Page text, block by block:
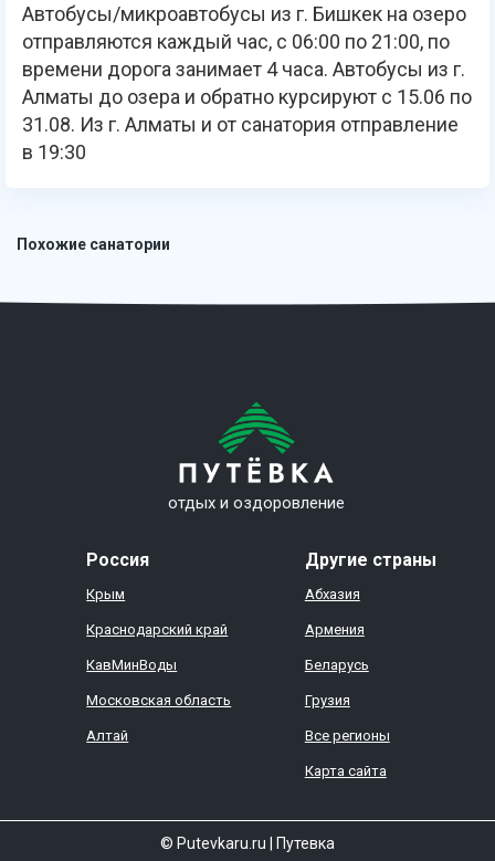
Автобусы/микроавтобусы из г. Бишкек на озеро
отправляются каждый час, с 06:00 по 21:00, по
времени дорога занимает 4 часа. Автобусы из г.
Алматы до озера и обратно курсируют с 15.06 по
31.08. Из г. Алматы и от санатория отправление
в 19:30
Похожие санатории
отдых и оздоровление
Россия
Крым
Краснодарский край
КавМинВоды
Московская область
Алтай
Другие страны
Абхазия
Армения
Беларусь
Грузия
Все регионы
Карта сайта
© Putevkaru.ru Путевка